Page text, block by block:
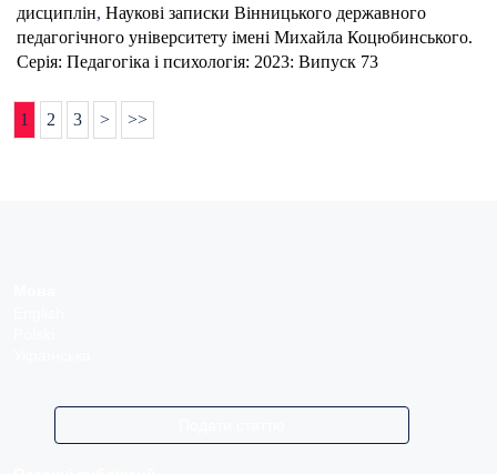
дисциплін, Наукові записки Вінницького державного
педагогічного університету імені Михайла Коцюбинського.
Серія: Педагогіка і психологія: 2023: Випуск 73
1 2 3 > >>